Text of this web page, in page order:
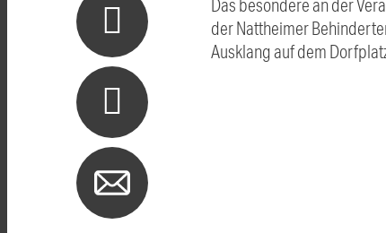
Das besondere an der
der Nattheimer
Ausklang auf dem